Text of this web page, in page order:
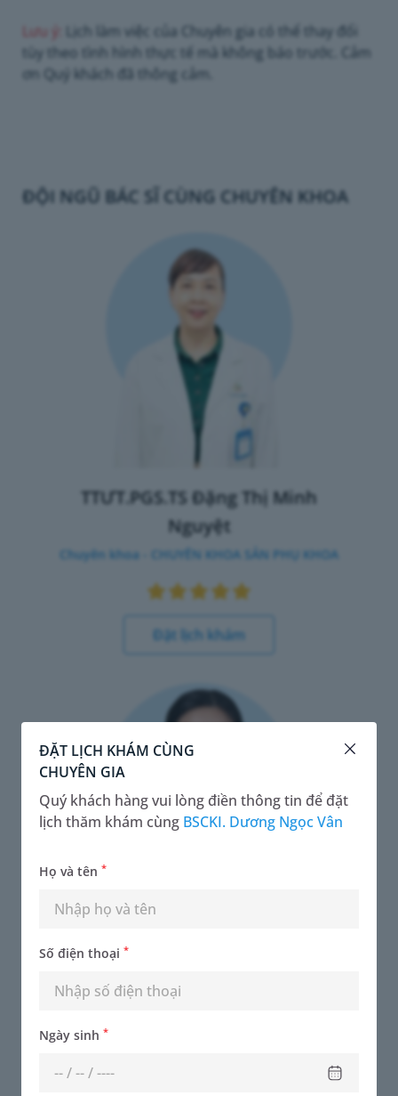
Lịch làm việc của Chuyên gia có thể thay đổi
tùy theo tình hình thực tế mà không báo trước. Cảm
ơn Quý khách đã thông cảm.
ĐỘI NGŨ BÁC SĨ CÙNG CHUYÊN KHOA
TTƯT.PGS.TS Đặng Thị Minh
Nguyệt
Chuyên khoa - CHUYÊN KHOA SẢN PHỤ KHOA
Đặt lịch khám
ThS.BS Nguyễn Thị Hiền
ĐẶT LỊCH KHÁM CÙNG
CHUYÊN GIA
Quý khách hàng vui lòng điền thông tin để đặt
lịch thăm khám cùng BSCKI. Dương Ngọc Vân
Họ và tên *
Số điện thoại *
Ngày sinh *